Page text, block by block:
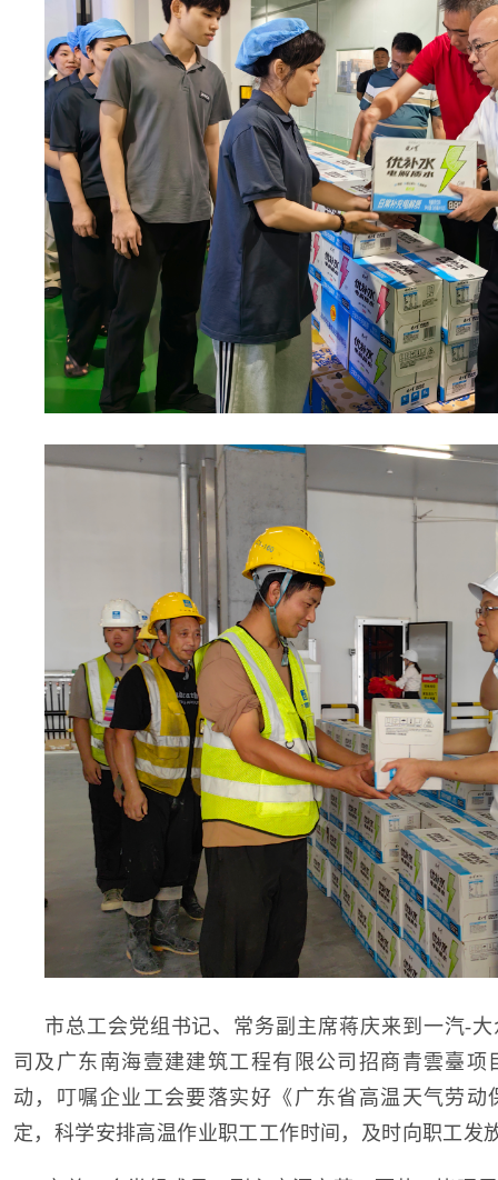
市总工会党组书记、常务副主席蒋庆来到一汽-
司及广东南海壹建建筑工程有限公司招商青雲臺项
动，叮嘱企业工会要落实好《广东省高温天气劳动
定，科学安排高温作业职工工作时间，及时向职工发